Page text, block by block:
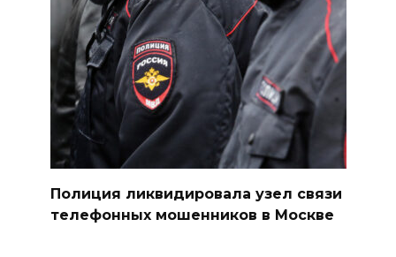
Полиция ликвидировала узел связи
телефонных мошенников в Москве